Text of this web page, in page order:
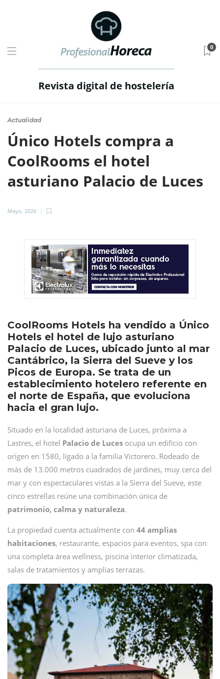
Revista digital de hostelería
0
Actualidad
Único Hotels compra a
CoolRooms el hotel
asturiano Palacio de Luces
Mayo, 2026
CoolRooms Hotels ha vendido a Único
Hotels el hotel de lujo asturiano
Palacio de Luces, ubicado junto al mar
Cantábrico, la Sierra del Sueve y los
Picos de Europa. Se trata de un
establecimiento hotelero referente en
el norte de España, que evoluciona
hacia el gran lujo.
Situado en la localidad asturiana de Luces, próxima a
Lastres, el hotel Palacio de Luces ocupa un edificio con
origen en 1580, ligado a la familia Victorero. Rodeado de
más de 13.000 metros cuadrados de jardines, muy cerca del
mar y con espectaculares vistas a la Sierra del Sueve, este
cinco estrellas reúne una combinación única de
patrimonio, calma y naturaleza.
La propiedad cuenta actualmente con 44 amplias
habitaciones, restaurante, espacios para eventos, spa con
una completa área wellness, piscina interior climatizada,
salas de tratamientos y amplias terrazas.